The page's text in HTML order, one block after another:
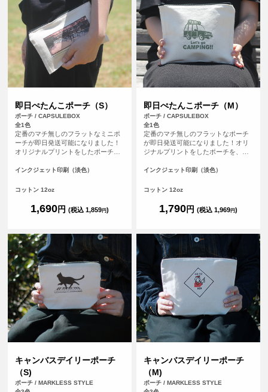
即日ぺたんこポーチ（S）
ポーチ / CAPSULEBOX
全1色
定番のマチ無しのフラットなミニポ
ーチが即日発送可能になりました！
オリジナルプリントをしたポーチ
済完了）で、その日に発送する超短
注文し忘れ、すぐに欲しい！など、
カラープリントしたオリジナルポー
チが作れます。
インクジェット印刷（淡色）
コットン 12oz
1,690円 (税込 1,859円)
即日ぺたんこポーチ（M）
ポーチ / CAPSULEBOX
全1色
定番のマチ無しのフラットなポーチ
が即日発送可能になりました！オリ
ジナルプリントをしたポーチを、平
了）で、その日に発送する超短納期
し忘れ、すぐに欲しい！など、時間
ープリントしたオリジナルポーチが
作れます。
インクジェット印刷（淡色）
コットン 12oz
1,790円 (税込 1,969円)
キャンバスデイリーポーチ
（S)
ポーチ / MARKLESS STYLE
キャンバスデイリーポーチ
（M)
ポーチ / MARKLESS STYLE